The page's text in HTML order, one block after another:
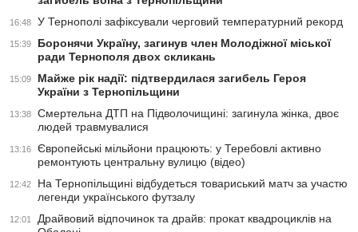
16:48 У Тернополі зафіксували черговий температурний рекорд
15:39
Боронячи Україну, загинув член Молодіжної міської
ради Тернополя двох скликань
15:09
Майже рік надії: підтвердилася загибель Героя
України з Тернопільщини
13:38
Смертельна ДТП на Підволочищині: загинула жінка, двоє
людей травмувалися
13:16
Європейські мільйони працюють: у Теребовлі активно
ремонтують центральну вулицю (відео)
12:42
На Тернопільщині відбудеться товариський матч за участю
легенди українського футзалу
12:01
Драйвовий відпочинок та драйв: прокат квадроциклів на